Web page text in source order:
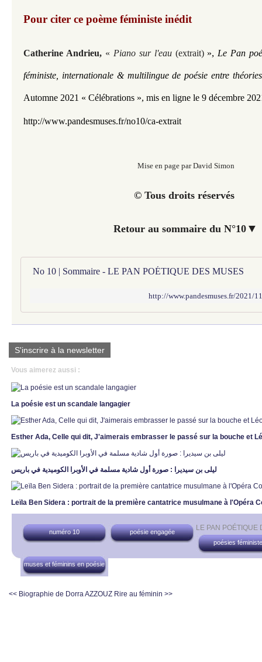
Pour citer ce poème féministe inédit
Catherine Andrieu​​, « Piano sur l'eau (extrait) », Le Pan
féministe, internationale & multilingue de poésie entre
Automne 2021 « Célébrations », mis en ligne le 9 décembre
http://www.pandesmuses.fr/no10/ca-extrait
Mise en page par David Simon
© Tous droits réservés
Retour au sommaire du N°10 ▼
No 10 | Sommaire - LE PAN POÉTIQUE DES MUSES
http://www.pandesmuses.fr/2021/
S'inscrire à la newsletter
Vous aimerez aussi :
La poésie est un scandale langagier
Esther Ada, Celle qui dit, J'aimerais embrasser le passé sur la bouche et
ليلى بن سيديرا : صورة أول شادية مسلمة في الأوبرا الكوميدية في باريس
Leïla Ben Sidera : portrait de la première cantatrice musulmane à l'Opéra
LE PAN
numéro 10
poésie engagée
poésies
muses et féminins en poésie
<< Biographie de Dorra AZZOUZ Rire au féminin >>